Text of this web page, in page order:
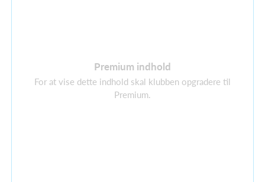
Premium indhold
For at vise dette indhold skal klubben opgradere til
Premium.